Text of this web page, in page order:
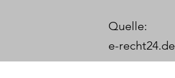
Quelle:
e-recht24.de